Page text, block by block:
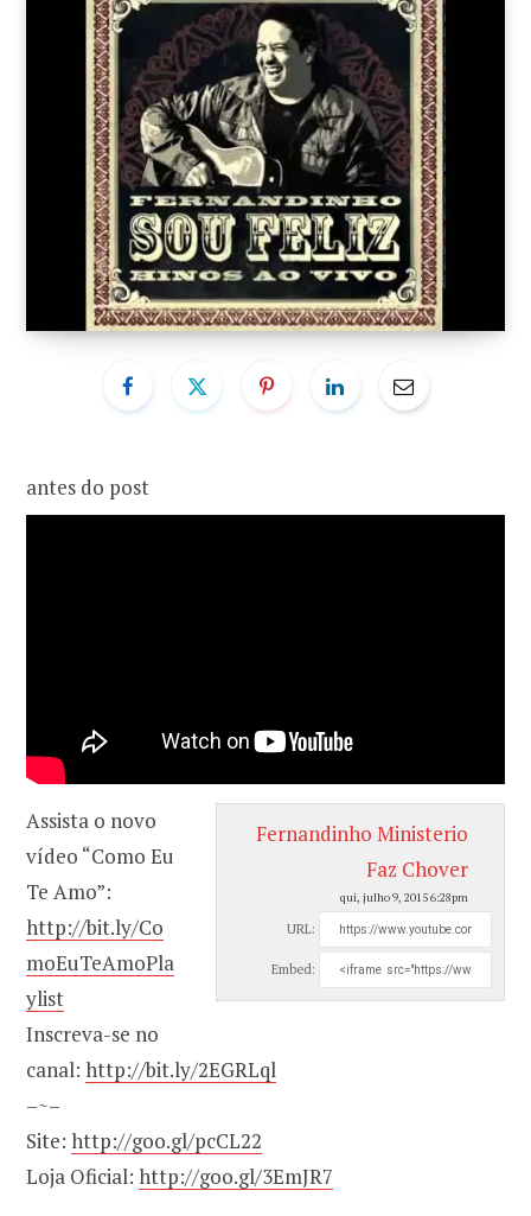
k
r
a
m
antes do post
Fernandinho Ministerio
Faz Chover
qui, julho 9, 2015 6:28pm
URL:
Embed:
Assista o novo
vídeo “Como Eu
Te Amo”:
http://bit.ly/Co
moEuTeAmoPla
ylist
Inscreva-se no
canal: http://bit.ly/2EGRLql
–~–
Site: http://goo.gl/pcCL22
Loja Oficial: http://goo.gl/3EmJR7